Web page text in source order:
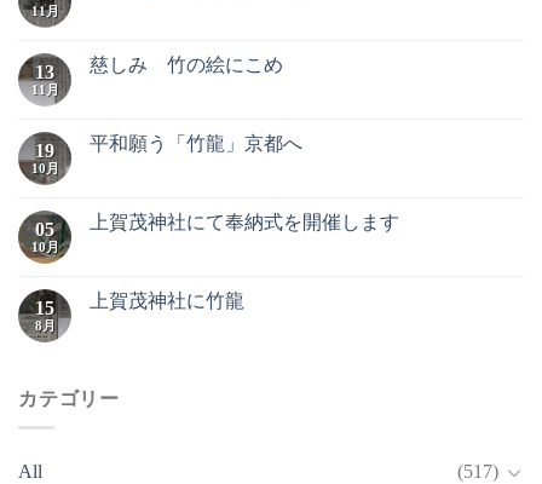
11月
13
11月
慈しみ 竹の絵にこめ
19
10月
平和願う「竹龍」京都へ
05
10月
上賀茂神社にて奉納式を開催します
15
8月
上賀茂神社に竹龍
カテゴリー
All (517)